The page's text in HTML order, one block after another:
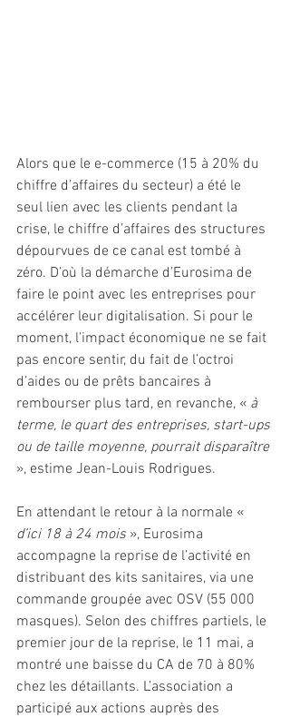
Alors que le e-commerce (15 à 20% du
chiffre d’affaires du secteur) a été le
seul lien avec les clients pendant la
crise, le chiffre d’affaires des structures
dépourvues de ce canal est tombé à
zéro. D’où la démarche d’Eurosima de
faire le point avec les entreprises pour
accélérer leur digitalisation. Si pour le
moment, l’impact économique ne se fait
pas encore sentir, du fait de l’octroi
d’aides ou de prêts bancaires à
rembourser plus tard, en revanche, « à
terme, le quart des entreprises, start-ups
ou de taille moyenne, pourrait disparaître
», estime Jean-Louis Rodrigues.
En attendant le retour à la normale «
d’ici 18 à 24 mois », Eurosima
accompagne la reprise de l’activité en
distribuant des kits sanitaires, via une
commande groupée avec OSV (55 000
masques). Selon des chiffres partiels, le
premier jour de la reprise, le 11 mai, a
montré une baisse du CA de 70 à 80%
chez les détaillants. L’association a
participé aux actions auprès des